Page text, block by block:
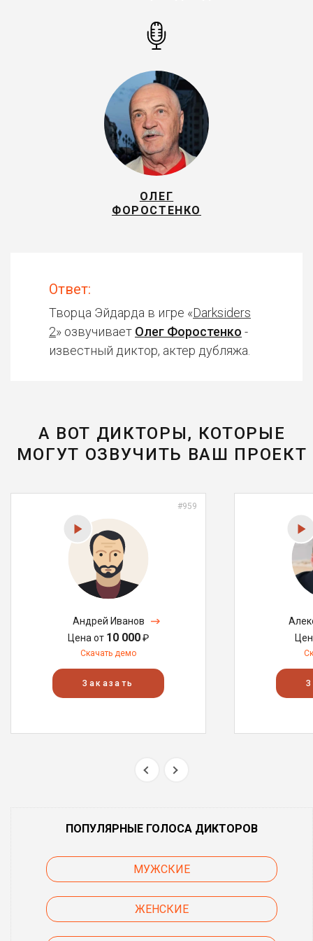
ОЛЕГ
ФОРОСТЕНКО
Ответ:
Творца Эйдарда в игре «Darksiders
2» озвучивает Олег Форостенко -
известный диктор, актер дубляжа.
А ВОТ ДИКТОРЫ, КОТОРЫЕ
МОГУТ ОЗВУЧИТЬ ВАШ ПРОЕКТ
#959
Андрей Иванов
Цена от 10 000₽
Скачать демо
Заказать
ПОПУЛЯРНЫЕ ГОЛОСА ДИКТОРОВ
МУЖСКИЕ
ЖЕНСКИЕ